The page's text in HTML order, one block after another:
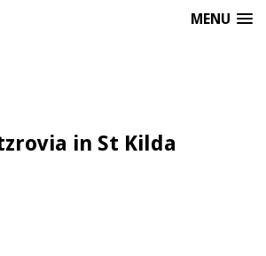
MENU
in St Kilda